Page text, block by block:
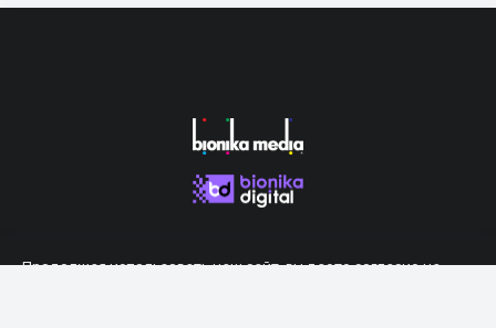
Продолжая использовать наш сайт, вы даете согласие на